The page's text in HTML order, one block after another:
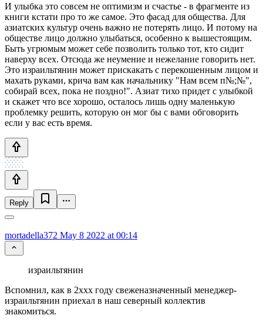
И улыбка это совсем не оптимизм и счастье - в фрагменте из
книги кстати про то же самое. Это фасад для общества. Для
азиатских культур очень важно не потерять лицо. И потому на
обществе лицо должно улыбаться, особенно к вышестоящим.
Быть угрюмым может себе позволить только тот, кто сидит
наверху всех. Отсюда же неумение и нежелание говорить нет.
Это израильтянин может прискакать с перекошенным лицом и
махать руками, крича вам как начальнику "Нам всем п№;№",
собирай всех, пока не поздно!". Азиат тихо придет с улыбкой
и скажет что все хорошо, осталось лишь одну маленькую
проблемку решить, которую он мог бы с вами обговорить
если у вас есть время.
Reply
mortadella372 May 8 2022 at 00:14
израильтянин
Вспомнил, как в 2ххх году свеженазначенный менеджер-
израильтянин приехал в наш северный коллектив
знакомиться.